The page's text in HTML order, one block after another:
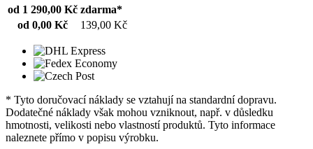
od 1 290,00 Kč zdarma*
od 0,00 Kč
139,00 Kč
* Tyto doručovací náklady se vztahují na standardní dopravu.
Dodatečné náklady však mohou vzniknout, např. v důsledku
hmotnosti, velikosti nebo vlastností produktů. Tyto informace
naleznete přímo v popisu výrobku.